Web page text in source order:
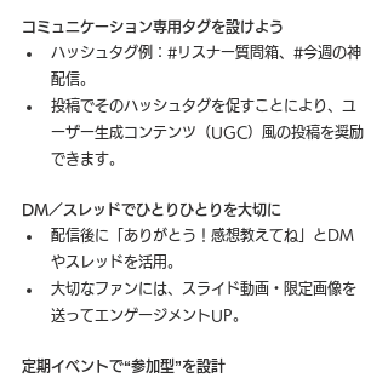
コミュニケーション専用タグを設けよう
ハッシュタグ例：#リスナー質問箱、#今週の神
配信。
投稿でそのハッシュタグを促すことにより、ユ
ーザー生成コンテンツ（UGC）風の投稿を奨励
できます。
DM／スレッドでひとりひとりを大切に
配信後に「ありがとう！感想教えてね」とDM
やスレッドを活用。
大切なファンには、スライド動画・限定画像を
送ってエンゲージメントUP。
定期イベントで“参加型”を設計